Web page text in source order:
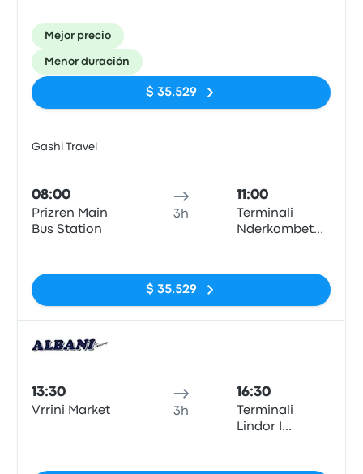
Mejor precio
Menor duración
$ 35.529
Gashi Travel
08:00
Prizren Main
Bus Station
3h
11:00
Terminali
Nderkombetar
$ 35.529
13:30
Vrrini Market 3h
16:30
Terminali
Lindor I